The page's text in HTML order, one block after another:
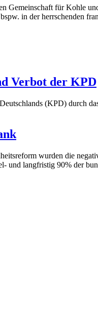
Gemeinschaft für Kohle
in der herrschenden
Verbot der KPD
(KPD) durch
wurden die
und langfristig 90% der